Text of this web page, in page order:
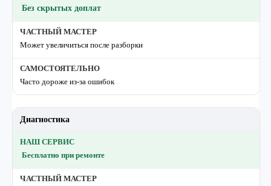
Без скрытых доплат
Может увеличиться после разборки
Часто дороже из-за ошибок
Диагностика
Бесплатно при ремонте